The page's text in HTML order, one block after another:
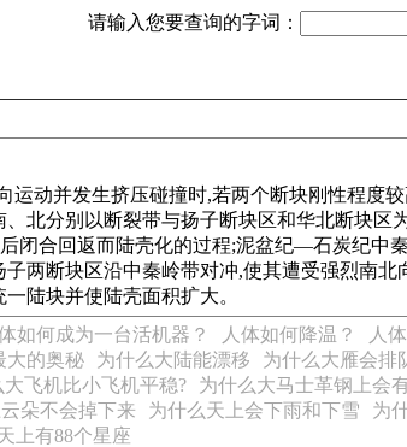
请输入您要查询的字词：
运动并发生挤压碰撞时,若两个断块刚性程
北分别以断裂带与扬子断块区和华北断块
闭合回返而陆壳化的过程;泥盆纪—石炭纪中
两断块区沿中秦岭带对冲,使其遭受强烈南
陆块并使陆壳面积扩大。
如何成为一台活机器？ 人体如何降温？ 人
大的奥秘 为什么大陆能漂移 为什么大雁会排
大飞机比小飞机平稳? 为什么大马士革钢上会
朵不会掉下来 为什么天上会下雨和下雪 为
上有88个星座